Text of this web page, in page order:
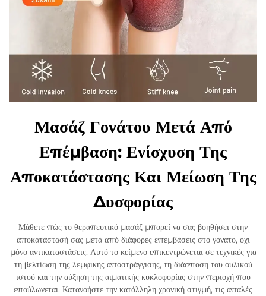
Μασάζ Γονάτου Μετά Από
Επέμβαση: Ενίσχυση Της
Αποκατάστασης Και Μείωση Της
Δυσφορίας
Μάθετε πώς το θεραπευτικό μασάζ μπορεί να σας βοηθήσει στην
αποκατάστασή σας μετά από διάφορες επεμβάσεις στο γόνατο, όχι
μόνο αντικαταστάσεις. Αυτό το κείμενο επικεντρώνεται σε τεχνικές για
τη βελτίωση της λεμφικής αποστράγγισης, τη διάσπαση του ουλικού
ιστού και την αύξηση της αιματικής κυκλοφορίας στην περιοχή που
επούλωνεται. Κατανοήστε την κατάλληλη χρονική στιγμή, τις απαλές